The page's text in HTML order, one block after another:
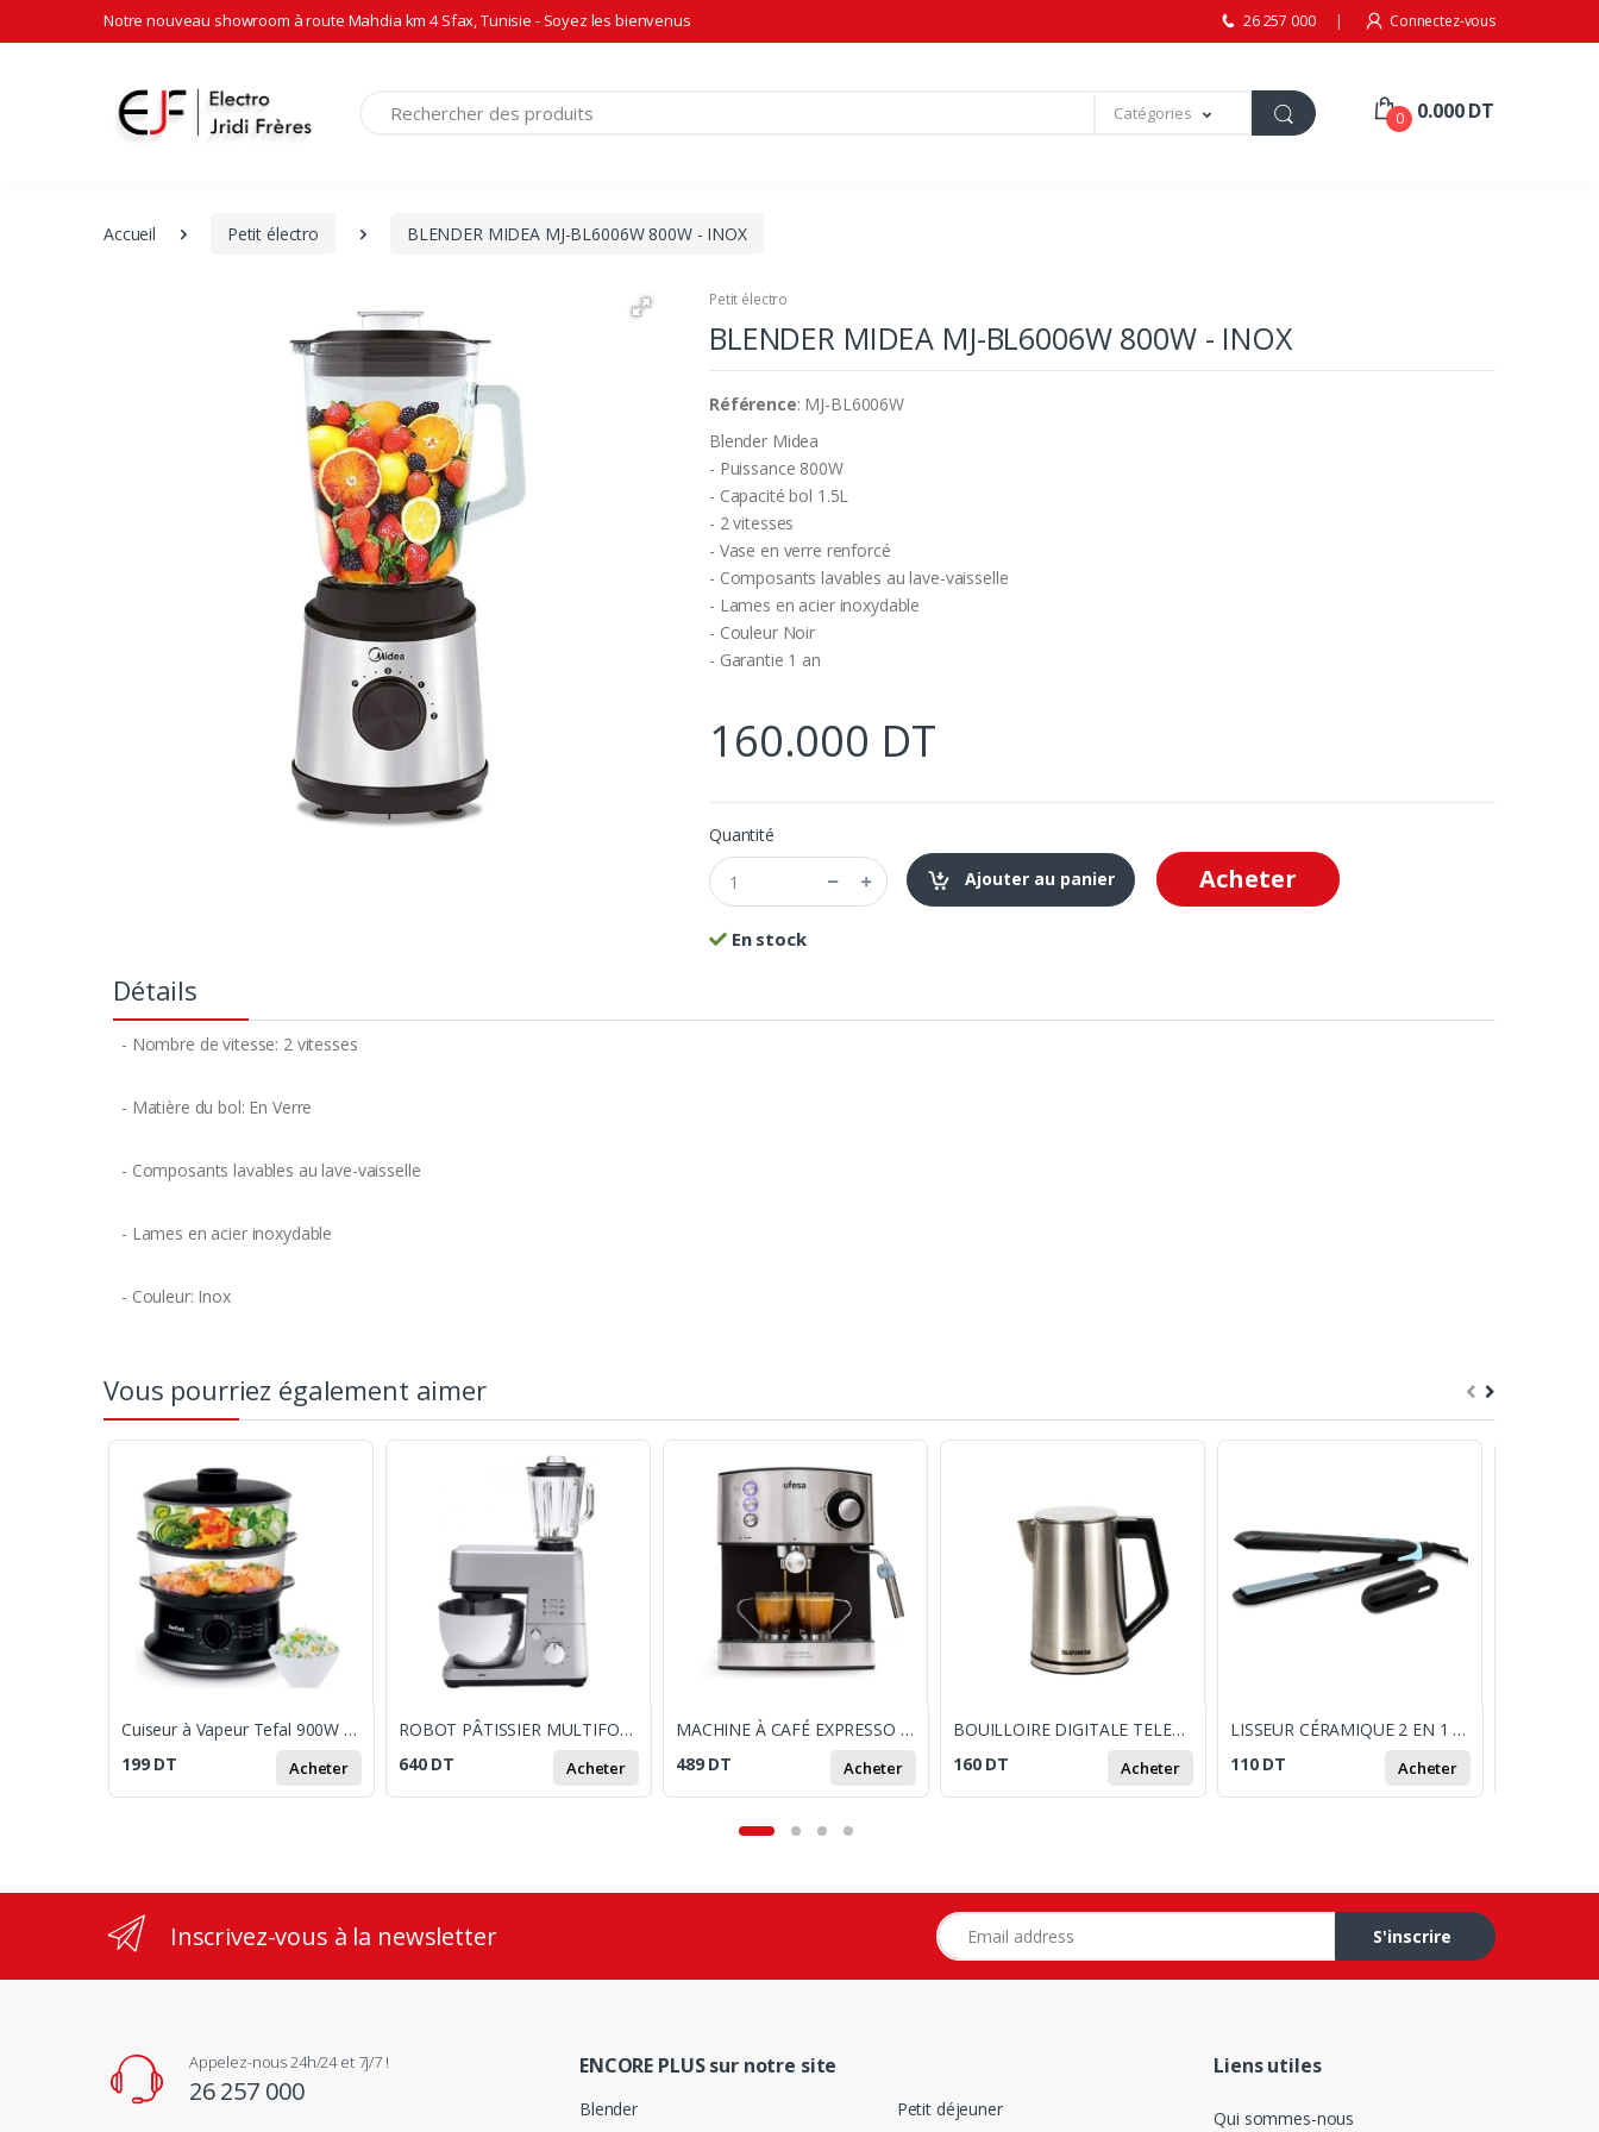
Notre nouveau showroom à route Mahdia km 4 Sfax, Tunisie - Soyez les bienvenus 26 257 000 Connectez-vous
Catégories 0 0.000 DT
Accueil Petit électro BLENDER MIDEA MJ-BL6006W 800W - INOX
Petit électro
BLENDER MIDEA MJ-BL6006W 800W - INOX
Référence: MJ-BL6006W
Blender Midea
- Puissance 800W
- Capacité bol 1.5L
- 2 vitesses
- Vase en verre renforcé
- Composants lavables au lave-vaisselle
- Lames en acier inoxydable
- Couleur Noir
- Garantie 1 an
160.000 DT
Quantité
Ajouter au panier
Acheter
En stock
Détails
- Nombre de vitesse: 2 vitesses
- Matière du bol: En Verre
- Composants lavables au lave-vaisselle
- Lames en acier inoxydable
- Couleur: Inox
Vous pourriez également aimer
Cuiseur à Vapeur Tefal 900W Noir
199 DT Acheter
ROBOT PÂTISSIER MULTIFONCTION BRANDT KM900BS 900W SILVER
640 DT Acheter
MACHINE À CAFÉ EXPRESSO UFESA CE7240 20 BARS 850W - INOX
489 DT Acheter
BOUILLOIRE DIGITALE TELEFUNKEN 1.7L / 2200W
160 DT Acheter
LISSEUR CÉRAMIQUE 2 EN 1 UFESA PP5100
110 DT Acheter
Inscrivez-vous à la newsletter Adresse e-mail
S'inscrire
Appelez-nous 24h/24 et 7j/7 !
26 257 000
ENCORE PLUS sur notre site
Blender Petit déjeuner
Liens utiles
Qui sommes-nous